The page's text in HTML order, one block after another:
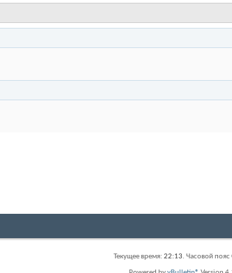
Текущее время: 22:13. Часовой пояс